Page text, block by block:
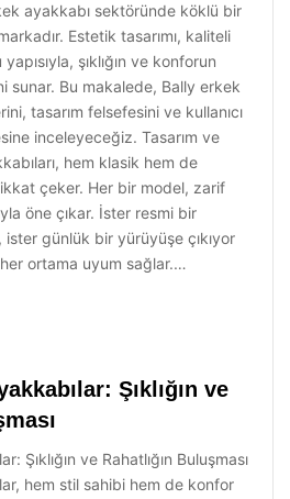
ayakkabı sektöründe köklü bir
Estetik tasarımı, kaliteli
şıklığın ve konforun
sunar. Bu makalede, Bally erkek
tasarım felsefesini ve kullanıcı
inceleyeceğiz. Tasarım ve
hem klasik hem de
çeker. Her bir model, zarif
öne çıkar. İster resmi bir
ister günlük bir yürüyüşe çıkıyor
ortama uyum sağlar.…
Şıklığın ve
Şıklığın ve Rahatlığın Buluşması
hem stil sahibi hem de konfor